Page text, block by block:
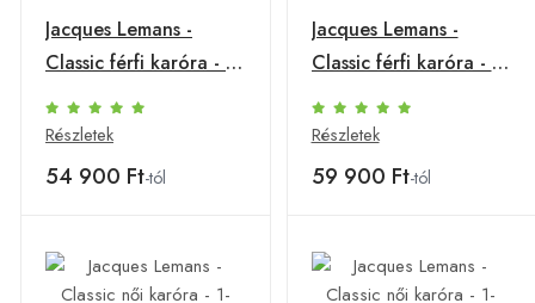
Jacques Lemans -
Classic férfi karóra - 1-
2187B
Részletek
54 900 Ft-tól
Jacques Lemans -
Classic férfi karóra - 1-
2188A
Részletek
59 900 Ft-tól